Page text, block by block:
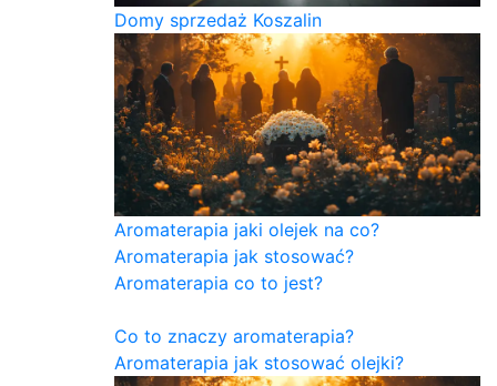
Domy sprzedaż Koszalin
Aromaterapia jaki olejek na co?
Aromaterapia jak stosować?
Aromaterapia co to jest?
Co to znaczy aromaterapia?
Aromaterapia jak stosować olejki?